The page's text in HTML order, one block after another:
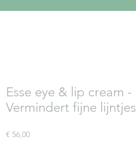
Esse eye & lip cream -
Vermindert fijne lijntjes
€ 56,00Prijs